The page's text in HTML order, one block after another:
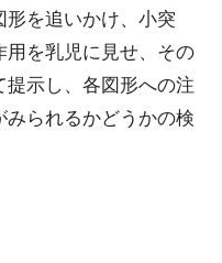
形を追いかけ、小突
用を乳児に見せ、その
示し、各図形への注
られるかどうかの検